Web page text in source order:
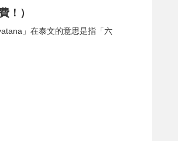
！）
」在泰文的意思是指「六